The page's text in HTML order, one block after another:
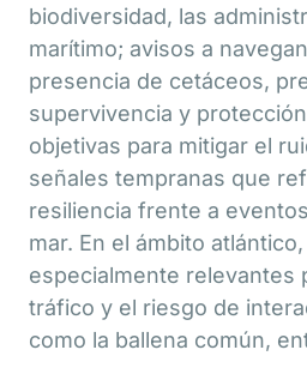
biodiversidad, las
marítimo; avisos a
presencia de cetáceos,
supervivencia y
objetivas para mitigar el
señales tempranas que
resiliencia frente a
mar. En el ámbito
especialmente relevantes
tráfico y el riesgo de
como la ballena común,